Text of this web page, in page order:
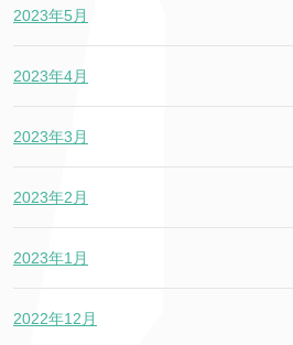
2023年5月
2023年4月
2023年3月
2023年2月
2023年1月
2022年12月